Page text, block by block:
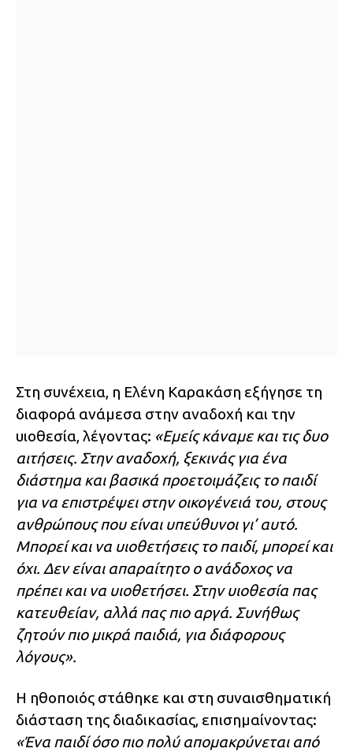
Στη συνέχεια, η Ελένη Καρακάση εξήγησε τη
διαφορά ανάμεσα στην αναδοχή και την
υιοθεσία, λέγοντας: «Εμείς κάναμε και τις δυο
αιτήσεις. Στην αναδοχή, ξεκινάς για ένα
διάστημα και βασικά προετοιμάζεις το παιδί
για να επιστρέψει στην οικογένειά του, στους
ανθρώπους που είναι υπεύθυνοι γι’ αυτό.
Μπορεί και να υιοθετήσεις το παιδί, μπορεί και
όχι. Δεν είναι απαραίτητο ο ανάδοχος να
πρέπει και να υιοθετήσει. Στην υιοθεσία πας
κατευθείαν, αλλά πας πιο αργά. Συνήθως
ζητούν πιο μικρά παιδιά, για διάφορους
λόγους».
Η ηθοποιός στάθηκε και στη συναισθηματική
διάσταση της διαδικασίας, επισημαίνοντας:
«Ένα παιδί όσο πιο πολύ απομακρύνεται από